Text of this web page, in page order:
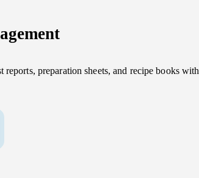
preparation sheets, and recipe books with